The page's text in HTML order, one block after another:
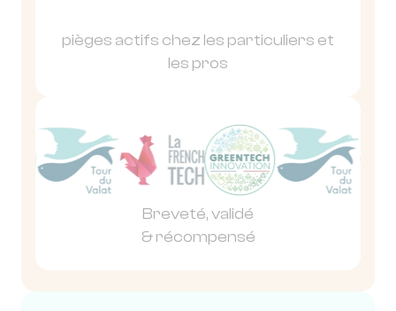
pièges actifs chez les particuliers et
les pros
Breveté, validé
& récompensé